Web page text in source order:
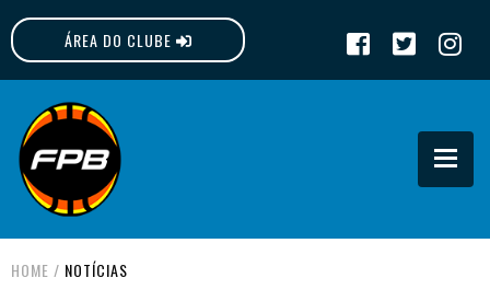
ÁREA DO CLUBE
FPB
HOME / NOTÍCIAS